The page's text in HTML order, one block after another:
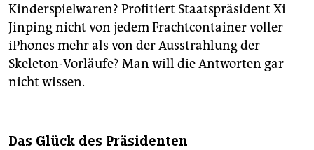
Kinderspielwaren? Profitiert Staatspräsident Xi
Jinping nicht von jedem Frachtcontainer voller
iPhones mehr als von der Ausstrahlung der
Skeleton-Vorläufe? Man will die Antworten gar
nicht wissen.
Das Glück des Präsidenten